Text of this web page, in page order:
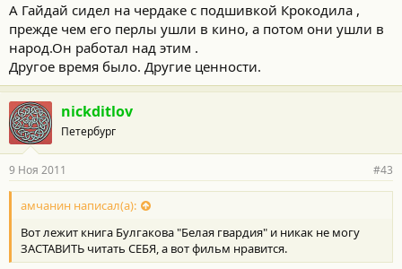
А Гайдай сидел на чердаке с подшивкой Крокодила ,
прежде чем его перлы ушли в кино, а потом они ушли в
народ.Он работал над этим .
Другое время было. Другие ценности.
nickditlov
Петербург
9 Ноя 2011 #43
амчанин написал(а):
Вот лежит книга Булгакова "Белая гвардия" и никак не могу
ЗАСТАВИТЬ читать СЕБЯ, а вот фильм нравится.